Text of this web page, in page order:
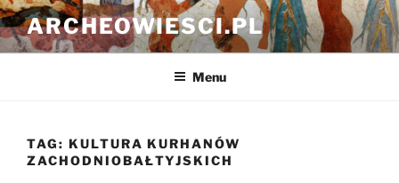
Przejdź
do
treści
ARCHEOWIESCI.PL
Menu
TAG: KULTURA KURHANÓW
ZACHODNIOBAŁTYJSKICH